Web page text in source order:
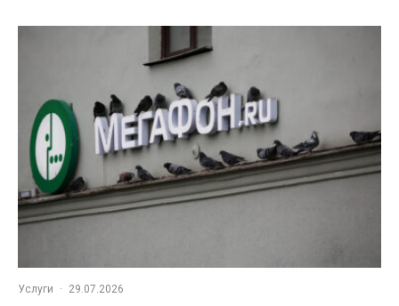
Услуги · 29.07.2026